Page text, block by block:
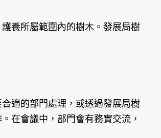
養所屬範圍內的樹木。發展局樹
適的部門處理，或透過發展局樹
在會議中，部門會有務實交流，